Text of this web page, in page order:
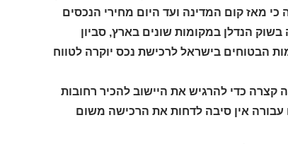
כי מאז קום המדינה ועד היום מחירי הנכסים
הנדלן במקומות שונים בארץ, סביון
הבטוחים בישראל לרכישת נכס יוקרה לטווח
קצרה כדי להרגיש את היישוב להכיר רחובות
אין סיבה לדחות את הרכישה משום